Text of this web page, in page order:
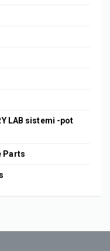
LAB sistemi -pot
Parts